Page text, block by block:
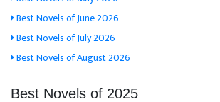
Best Novels of June 2026
Best Novels of July 2026
Best Novels of August 2026
Best Novels of 2025